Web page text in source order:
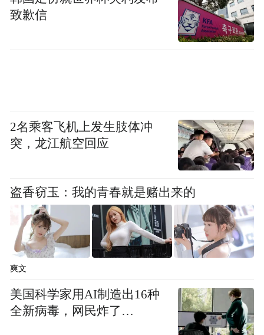
合，让屋顶资源转化为承载灵感创造、契合
当代生活方式的“城市新画布”。项目通过整
香、文创氛围中触摸故宫、钟鼓楼等文旅地
标的历史肌理，让一方露台成为既能触摸历
上的美好生活方式；又以“露台经济”为创新
切口，将分散的露台空间转化为“文旅赋能消
费、消费激活文脉”的活力新触点，通过多元
业态整合，让“第五立面”成为“可体验、可感
知的文化消费复合场域”，创造更多有惊喜、
高效和可持续的运营成效，为区域培育可持
续的文旅消费增长极，实现“历史传承不褪
致歉信
2名乘客飞机上发生肢体冲
突，龙江航空回应
盗香窃玉：我的青春就是赌出来的
爽文
美国科学家用AI制造出16种
全新病毒，网民炸了…